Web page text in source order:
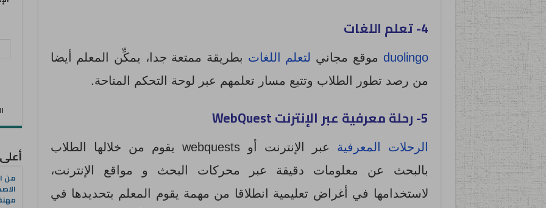
4- تعلم اللغات
duolingo موقع مجاني لتعلم اللغات بطريقة ممتعة جدا، يمكِّن المعلم أيضا
من رصد تطور الطلاب وتتبع مسار تعلمهم عبر لوحة التحكم المتاحة.
5- رحلة معرفية عبر الإنترنت WebQuest
الرحلات المعرفية
عبر الإنترنت أو webquests يقوم من خلالها الطلاب
بالبحث عن معلومات دقيقة عبر محركات البحث و مواقع الإنترنت،
لاستخدامها في أغراض تعليمية انطلاقا من مهمة يقوم المعلم بتحديدها في
من